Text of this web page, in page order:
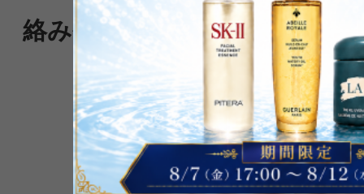
絡みやもつれに悩まない 弾
らかな髪へ
P可
22%
OFF